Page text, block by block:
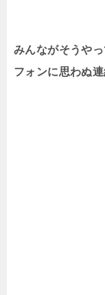
みんながそうや
フォンに思わぬ